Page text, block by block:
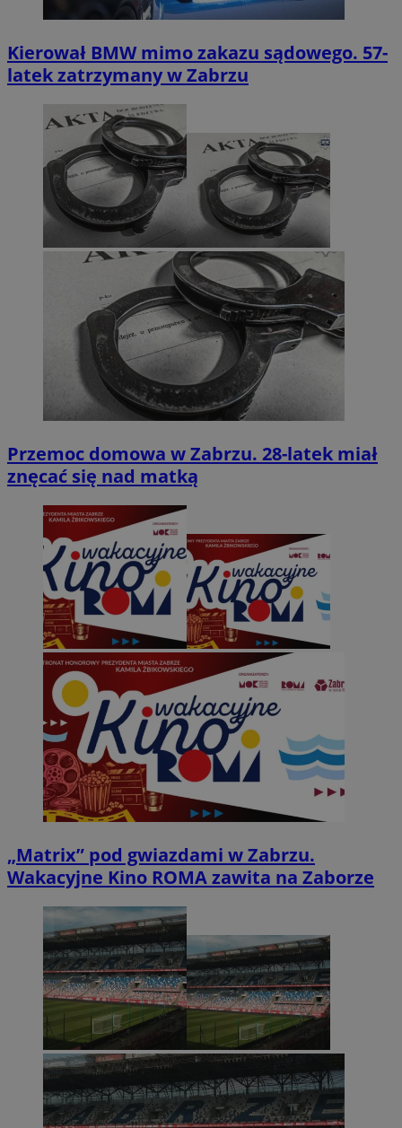
Kierował BMW mimo zakazu sądowego. 57-
latek zatrzymany w Zabrzu
Przemoc domowa w Zabrzu. 28-latek miał
znęcać się nad matką
„Matrix” pod gwiazdami w Zabrzu.
Wakacyjne Kino ROMA zawita na Zaborze